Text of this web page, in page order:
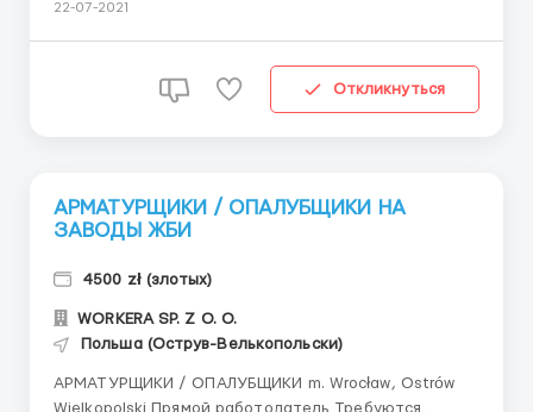
Прямой работодатель На завод ЖБИ требуюся
элементов для строительства. Ставка: 18-20 зл/час
netto График работы: 2 смены по ...
22-07-2021
Откликнуться
АРМАТУРЩИКИ / ОПАЛУБЩИКИ НА
ЗАВОДЫ ЖБИ
4500 zł (злотых)
WORKERA SP. Z O. O.
Польша (Острув-Велькопольски)
АРМАТУРЩИКИ / ОПАЛУБЩИКИ m. Wrocław, Ostrów
Wielkopolski Прямой работодатель Требуются